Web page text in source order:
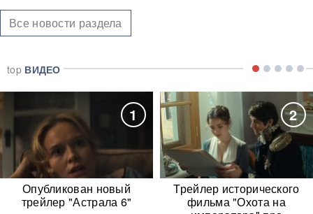
Все новости раздела
top ВИДЕО
1
Опубликован новый
трейлер "Астрала 6"
2
Трейлер исторического
фильма "Охота на